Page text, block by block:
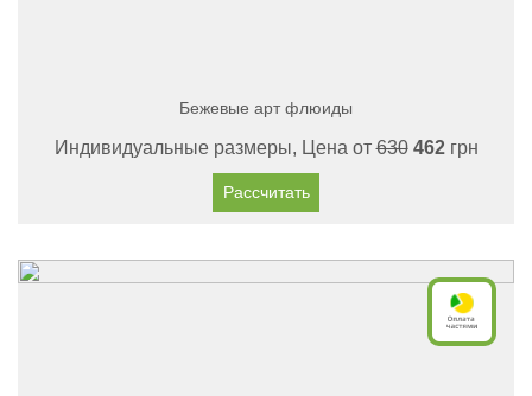
Бежевые арт флюиды
Индивидуальные размеры, Цена от630 462грн
Рассчитать